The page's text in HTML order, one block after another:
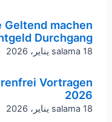
Geltend machen
Durchgang
salama 18 يناير، 2026
Vortragen
2026
salama 18 يناير، 2026